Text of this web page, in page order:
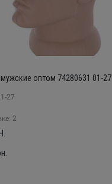
мужские оптом 74280631 01-27
27
2